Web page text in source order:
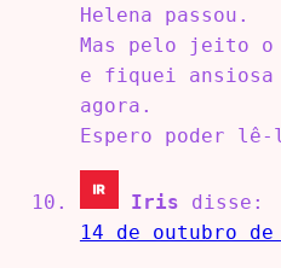
Helena passou.
Mas pelo jeito
e fiquei
agora.
Espero poder
Iris
disse:
14 de outubro de